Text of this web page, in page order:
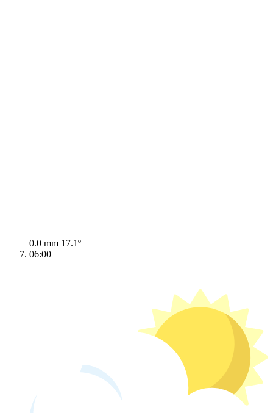
0.0 mm 17.1º
06:00